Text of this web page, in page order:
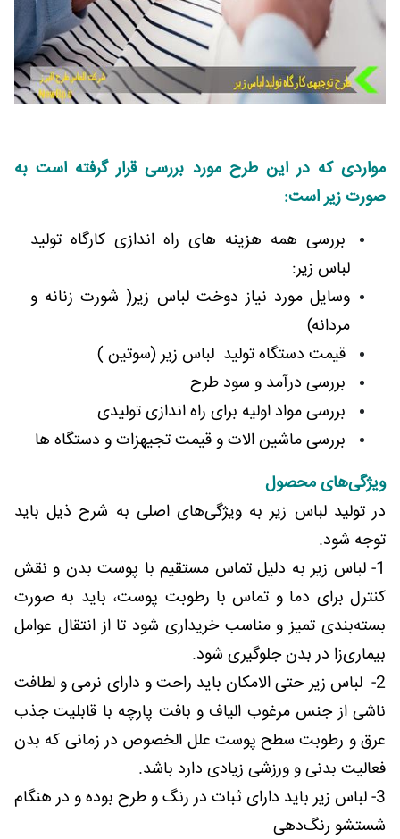
مواردی که در این طرح مورد بررسی قرار گرفته است به
صورت زیر است:
بررسی همه هزینه های راه اندازی کارگاه تولید
لباس زیر:
وسایل مورد نیاز دوخت لباس زیر( شورت زنانه و
مردانه)
قیمت دستگاه تولید لباس زیر (سوتین )
بررسی درآمد و سود طرح
بررسی مواد اولیه برای راه اندازی تولیدی
بررسی ماشین الات و قیمت تجیهزات و دستگاه ها
ویژگی‌های محصول
در تولید لباس زیر به ویژگی‌های اصلی به شرح ذیل باید
توجه شود.
1- لباس زیر به دلیل تماس مستقیم با پوست بدن و نقش
کنترل برای دما و تماس با رطوبت پوست، باید به صورت
بسته‌بندی تمیز و مناسب خریداری شود تا از انتقال عوامل
بیماری‌زا در بدن جلوگیری شود.
2- لباس زیر حتی الامکان باید راحت و دارای نرمی و لطافت
ناشی از جنس مرغوب الیاف و بافت پارچه با قابلیت جذب
عرق و رطوبت سطح پوست علل الخصوص در زمانی که بدن
فعالیت بدنی و ورزشی زیادی دارد باشد.
3- لباس زیر باید دارای ثبات در رنگ و طرح بوده و در هنگام
شستشو رنگ‌دهی